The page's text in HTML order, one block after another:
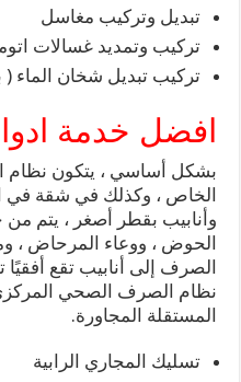
تبديل وتركيب مغاسل
تركيب وتمديد غسالات
تركيب تبديل شخان الماء (
افضل خدمة
بشكل أساسي ، يتكون
الخاص ، وكذلك في شقة في
وأنابيب بقطر أصغر ، يتم من
الحوض ، ووعاء المرحاض ،
الصرف إلى أنابيب تقع أفقيًا
نظام الصرف الصحي
المستقلة المجاورة.
تسليك المجاري الرابية